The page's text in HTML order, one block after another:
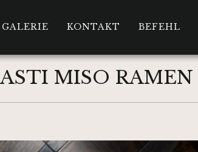
GALERIE KONTAKT BEFEHL
MISO RAMEN​